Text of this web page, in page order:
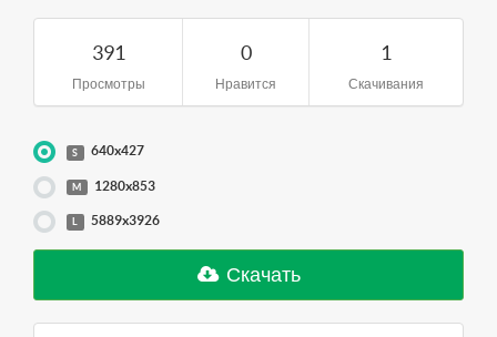
391
Просмотры
0
Нравится
1
Скачивания
S 640x427
M 1280x853
L 5889x3926
Скачать